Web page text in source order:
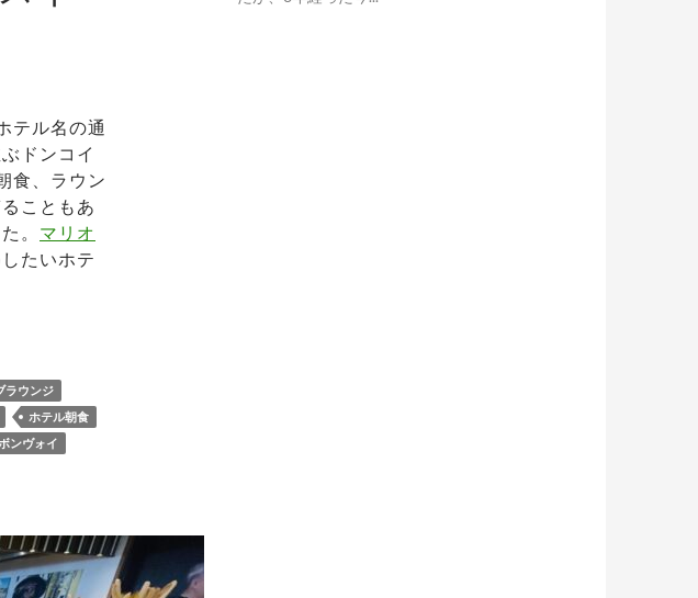
テル名の通
ドンコイ
食、ラウン
こともあ
。 マリオ
たいホテ
イゴン宿泊記スイートへ無料アップグレード
ラウンジ
ホテル朝食
ンヴォイ